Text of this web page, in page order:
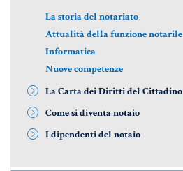
Aziende e società
AZIENDA & SOCIETÀ
La storia del notariato
Attualità della funzione notarile
Informatica
Nuove competenze
La Carta dei Diritti del Cittadino
Come si diventa notaio
I dipendenti del notaio